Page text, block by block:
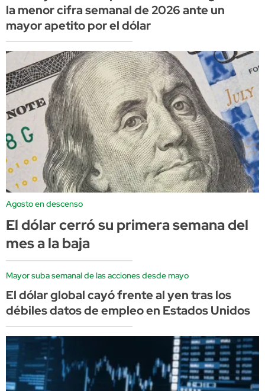
la menor cifra semanal de 2026 ante un
mayor apetito por el dólar
Agosto en descenso
El dólar cerró su primera semana del
mes a la baja
Mayor suba semanal de las acciones desde mayo
El dólar global cayó frente al yen tras los
débiles datos de empleo en Estados Unidos